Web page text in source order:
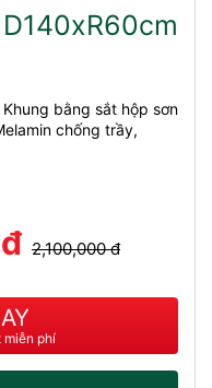
bằng sắt hộp sơn
chống trầy,
2,100,000 đ
miễn phí